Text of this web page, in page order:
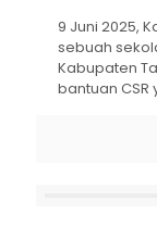
9 Juni 2025,
sebuah
Kabupaten
bantuan